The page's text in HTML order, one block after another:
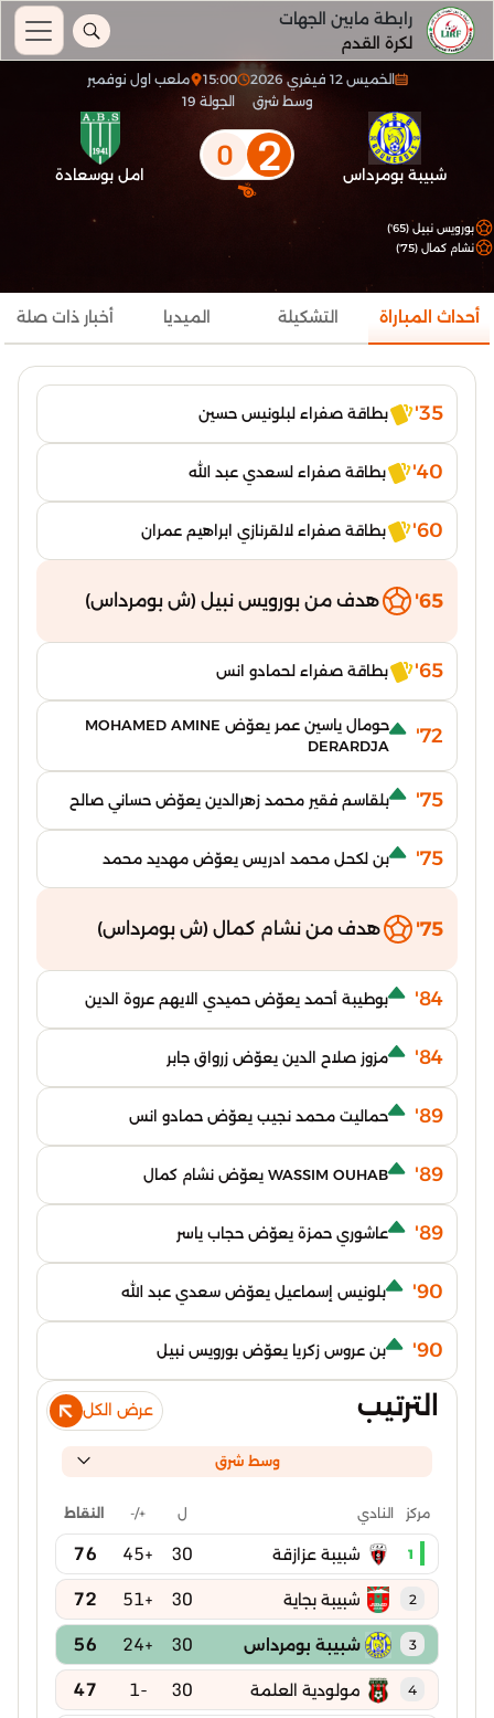
رابطة مابين الجهات
لكرة القدم
الخميس 12 فيفري 2026 15:00
ملعب اول نوفمبر
وسط شرق
الجولة 19
شبيبة بومرداس 2
0 امل بوسعادة
بورويس نبيل (65')
نشام كمال (75')
أحداث المباراة التشكيلة الميديا أخبار ذات صلة
35' بطاقة صفراء لبلونيس حسين
40' بطاقة صفراء لسعدي عبد الله
60' بطاقة صفراء لالقرنازي ابراهيم عمران
65' هدف من بورويس نبيل (ش بومرداس)
65' بطاقة صفراء لحمادو انس
72'
حومال ياسين عمر يعوّض MOHAMED AMINE
DERARDJA
75' بلقاسم فقير محمد زهرالدين يعوّض حساني صالح
75' بن لكحل محمد ادريس يعوّض مهديد محمد
75' هدف من نشام كمال (ش بومرداس)
84' بوطيبة أحمد يعوّض حميدي الايهم عروة الدين
84' مزوز صلاح الدين يعوّض زرواق جابر
89' حماليت محمد نجيب يعوّض حمادو انس
89' WASSIM OUHAB يعوّض نشام كمال
89' عاشوري حمزة يعوّض حجاب ياسر
90' بلونيس إسماعيل يعوّض سعدي عبد الله
90' بن عروس زكريا يعوّض بورويس نبيل
الترتيب عرض الكل
وسط شرق
مركز النادي ل +/- النقاط
1 شبيبة عزازقة 30
+45
76
2 شبيبة بجاية 30
+51
72
3 شبيبة بومرداس 30
+24
56
4 مولودية العلمة 30
-1
47